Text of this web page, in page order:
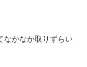
なかなか取りずらい